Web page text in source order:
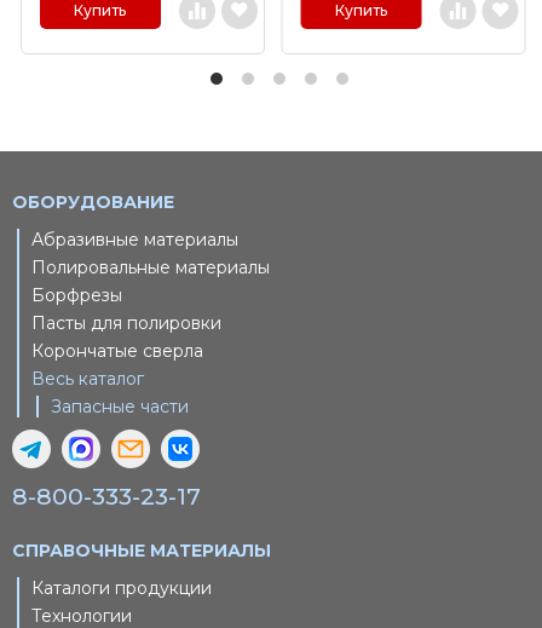
Купить Купить
ОБОРУДОВАНИЕ
Абразивные материалы
Полировальные материалы
Борфрезы
Пасты для полировки
Корончатые сверла
Весь каталог
Запасные части
8-800-333-23-17
СПРАВОЧНЫЕ МАТЕРИАЛЫ
Каталоги продукции
Технологии